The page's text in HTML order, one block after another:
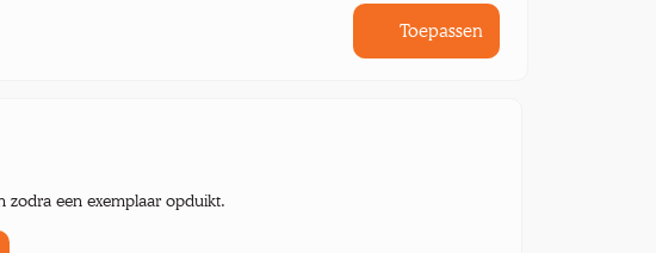
Toepassen
zodra een exemplaar opduikt.